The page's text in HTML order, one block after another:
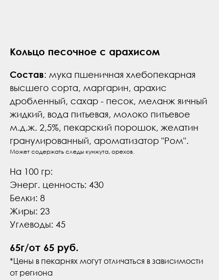
Кольцо песочное с арахисом
Состав: мука пшеничная хлебопекарная
высшего сорта, маргарин, арахис
дробленный, сахар - песок, меланж яичный
жидкий, вода питьевая, молоко питьевое
м.д.ж. 2,5%, пекарский порошок, желатин
гранулированный, ароматизатор "Ром".
Может содержать следы кунжута, орехов.
На 100 гр:
Энерг. ценность: 430
Белки: 8
Жиры: 23
Углеводы: 45
65г/от 65 руб.
*Цены в пекарнях могут отличаться в зависимости
от региона